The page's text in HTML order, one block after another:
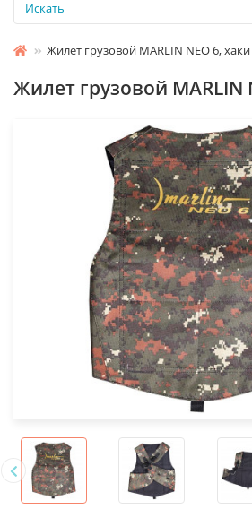
Жилет грузовой MARLIN NEO 6, хаки
Жилет грузовой MARLIN